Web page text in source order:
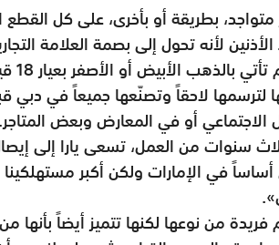
بطريقة أو بأخرى، على كل القطع
لأنه تحول إلى بصمة العلامة
لترسمها لاحقاً وتصنّعها جميعاً في
الاجتماعي أو في المعارض وبعض المتاجر.
سنوات من العمل، تسعى يارا إلى
أساساً في الإمارات ولكن أكبر
من نوعها لكنها تتميز أيضاً بأنها